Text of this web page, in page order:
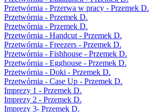
Przetwórnia - Przerwa w pracy - Przemek D.
Przetwórnia - Przemek D.
Przetwórnia - Przemek D.
Przetwórnia - Handcut - Przemek D.
Przetwórnia - Freezers - Przemek D.
Przetwórnia - Fishhouse - Przemek D.
Przetwórnia - Egghouse - Przemek D.
Przetwórnia - Doki - Przemek D.
Przetwórnia - Case Up - Przemek D.
Imprezy 1 - Przemek D.
Imprezy 2 - Przemek D.
Imprezy 3- Przemek D.